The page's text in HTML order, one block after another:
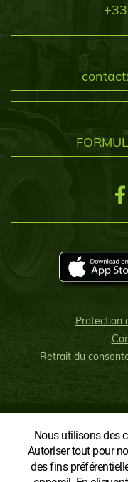
Nous utilisons des
Autoriser tout pour
des fins
Protection
Retrait du